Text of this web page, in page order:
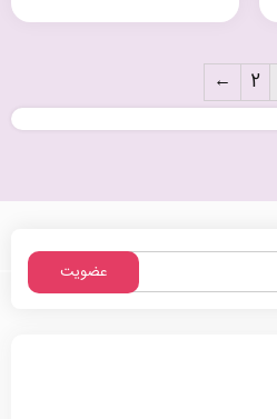
2
←
عضویت